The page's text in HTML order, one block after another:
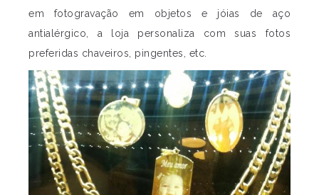
em fotogravação em objetos e jóias de aço
antialérgico, a loja personaliza com suas fotos
preferidas chaveiros, pingentes, etc.